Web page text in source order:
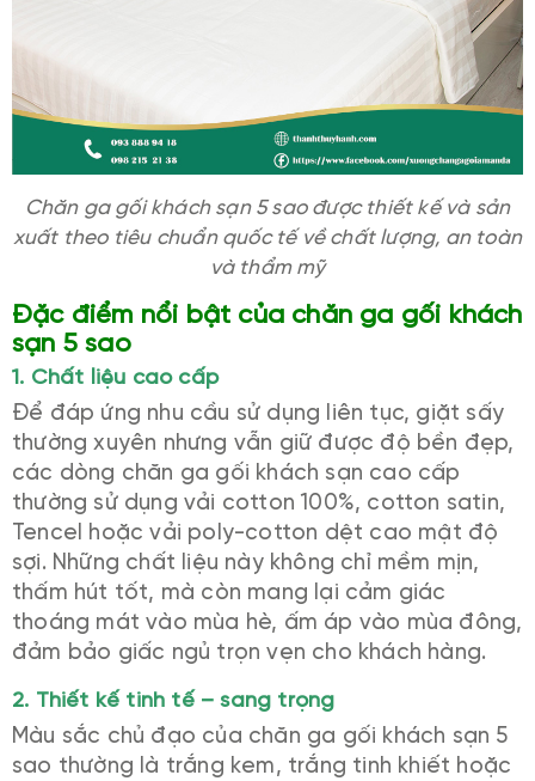
Chăn ga gối khách sạn 5 sao được thiết kế và sản
xuất theo tiêu chuẩn quốc tế về chất lượng, an toàn
và thẩm mỹ
Đặc điểm nổi bật của chăn ga gối khách
sạn 5 sao
1. Chất liệu cao cấp
Để đáp ứng nhu cầu sử dụng liên tục, giặt sấy
thường xuyên nhưng vẫn giữ được độ bền đẹp,
các dòng chăn ga gối khách sạn cao cấp
thường sử dụng vải cotton 100%, cotton satin,
Tencel hoặc vải poly-cotton dệt cao mật độ
sợi. Những chất liệu này không chỉ mềm mịn,
thấm hút tốt, mà còn mang lại cảm giác
thoáng mát vào mùa hè, ấm áp vào mùa đông,
đảm bảo giấc ngủ trọn vẹn cho khách hàng.
2. Thiết kế tinh tế – sang trọng
Màu sắc chủ đạo của chăn ga gối khách sạn 5
sao thường là trắng kem, trắng tinh khiết hoặc